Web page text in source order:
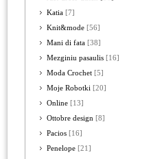
Katia [7]
Knit&mode [56]
Mani di fata [38]
Mezginiu pasaulis [16]
Moda Crochet [5]
Moje Robotki [20]
Online [13]
Ottobre design [8]
Pacios [16]
Penelope [21]